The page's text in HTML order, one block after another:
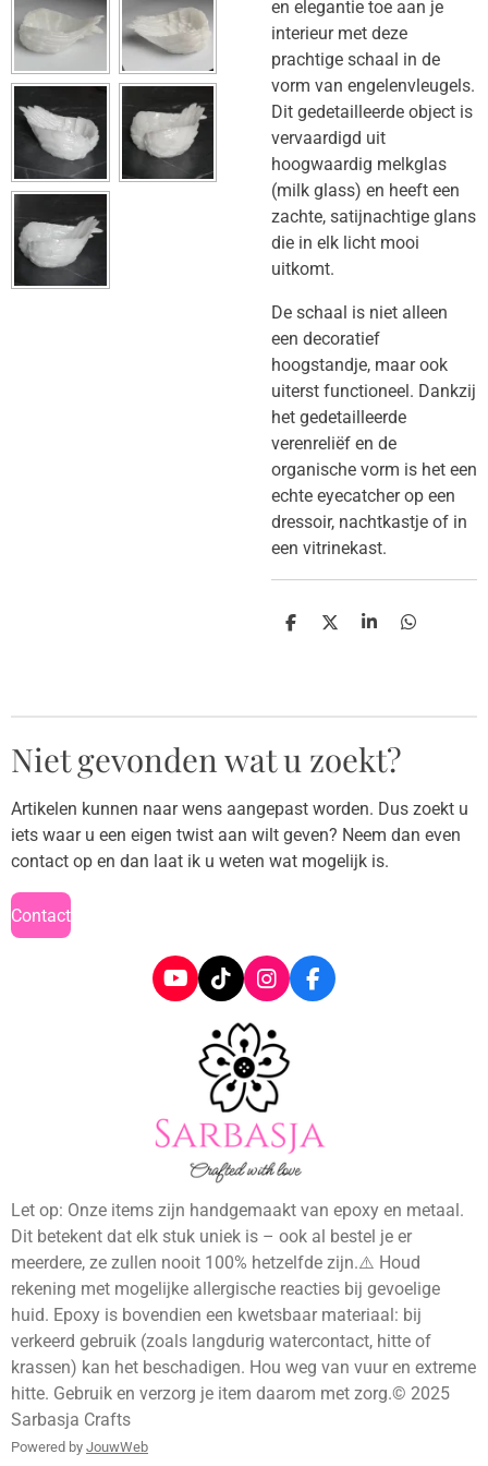
en elegantie toe aan je
interieur met deze
prachtige schaal in de
vorm van engelenvleugels.
Dit gedetailleerde object is
vervaardigd uit
hoogwaardig melkglas
(milk glass) en heeft een
zachte, satijnachtige glans
die in elk licht mooi
uitkomt.
​De schaal is niet alleen
een decoratief
hoogstandje, maar ook
uiterst functioneel. Dankzij
het gedetailleerde
verenreliëf en de
organische vorm is het een
echte eyecatcher op een
dressoir, nachtkastje of in
een vitrinekast.
D
D
S
D
Niet gevonden wat u zoekt?
Artikelen kunnen naar wens aangepast worden. Dus zoekt u
iets waar u een eigen twist aan wilt geven? Neem dan even
contact op en dan laat ik u weten wat mogelijk is.
Contact
Y
o
T
i
k
T
o
k
I
n
s
t
a
g
r
a
m
F
a
k
Let op: Onze items zijn handgemaakt van epoxy en metaal.
Dit betekent dat elk stuk uniek is – ook al bestel je er
meerdere, ze zullen nooit 100% hetzelfde zijn.⚠️ Houd
rekening met mogelijke allergische reacties bij gevoelige
huid. Epoxy is bovendien een kwetsbaar materiaal: bij
verkeerd gebruik (zoals langdurig watercontact, hitte of
krassen) kan het beschadigen. Hou weg van vuur en extreme
hitte. Gebruik en verzorg je item daarom met zorg.© 2025
Sarbasja Crafts
Powered by JouwWeb